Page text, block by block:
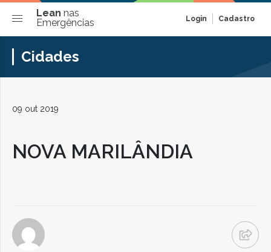
Lean nas
Emergências
Login Cadastro
Cidades
09 out 2019
NOVA MARILÂNDIA